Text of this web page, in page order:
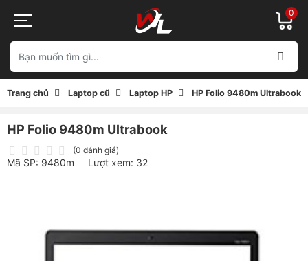
0
Trang chủ Laptop cũ Laptop HP HP Folio 9480m Ultrabook
HP Folio 9480m Ultrabook
(0 đánh giá)
Mã SP: 9480m Lượt xem: 32